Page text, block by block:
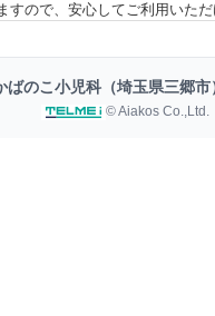
すので、安心してご利用いただ
のこ小児科（埼玉県三郷市
© Aiakos Co.,Ltd.